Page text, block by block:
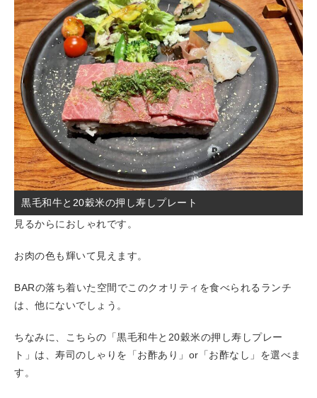
黒毛和牛と20穀米の押し寿しプレート
見るからにおしゃれです。
お肉の色も輝いて見えます。
BARの落ち着いた空間でこのクオリティを食べられるランチ
は、他にないでしょう。
ちなみに、こちらの「黒毛和牛と20穀米の押し寿しプレー
ト」は、寿司のしゃりを「お酢あり」or「お酢なし」を選べま
す。